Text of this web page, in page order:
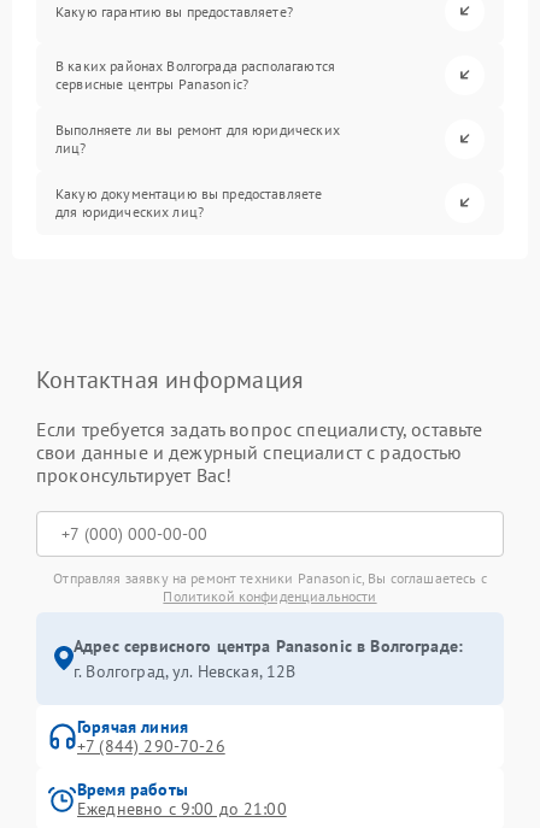
Какую гарантию вы предоставляете?
В каких районах Волгограда располагаются
сервисные центры Panasonic?
Выполняете ли вы ремонт для юридических
лиц?
Какую документацию вы предоставляете
для юридических лиц?
Контактная информация
Если требуется задать вопрос специалисту, оставьте
свои данные и дежурный специалист с радостью
проконсультирует Вас!
Отправляя заявку на ремонт техники Panasonic, Вы соглашаетесь с
Политикой конфиденциальности
Адрес сервисного центра Panasonic в Волгограде:
г. Волгоград, ул. Невская, 12В
Горячая линия
+7 (844) 290-70-26
Время работы
Ежедневно с 9:00 до 21:00